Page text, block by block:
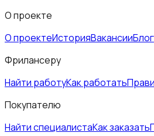
О проекте
О проектеИсторияВакансииБлог
Фрилансеру
Найти работуКак работать
Покупателю
Найти специалистаКак заказать